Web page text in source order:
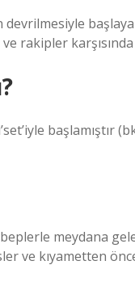
devrilmesiyle
rakipler
başlamıştır
meydana
ve kıyametten